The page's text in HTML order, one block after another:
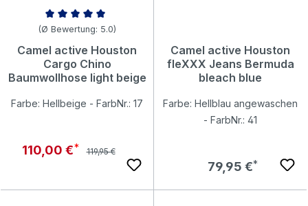
Durchschnittliche Bewertung von 5 von 5 Sternen
(Ø Bewertung: 5.0)
Camel active Houston
Cargo Chino
Baumwollhose light beige
Farbe: Hellbeige - FarbNr.: 17
Verkaufspreis:
110,00 € Regulärer Preis:
119,95 €
Camel active Houston
fleXXX Jeans Bermuda
bleach blue
Farbe: Hellblau angewaschen
- FarbNr.: 41
Regulärer Preis:
79,95 €